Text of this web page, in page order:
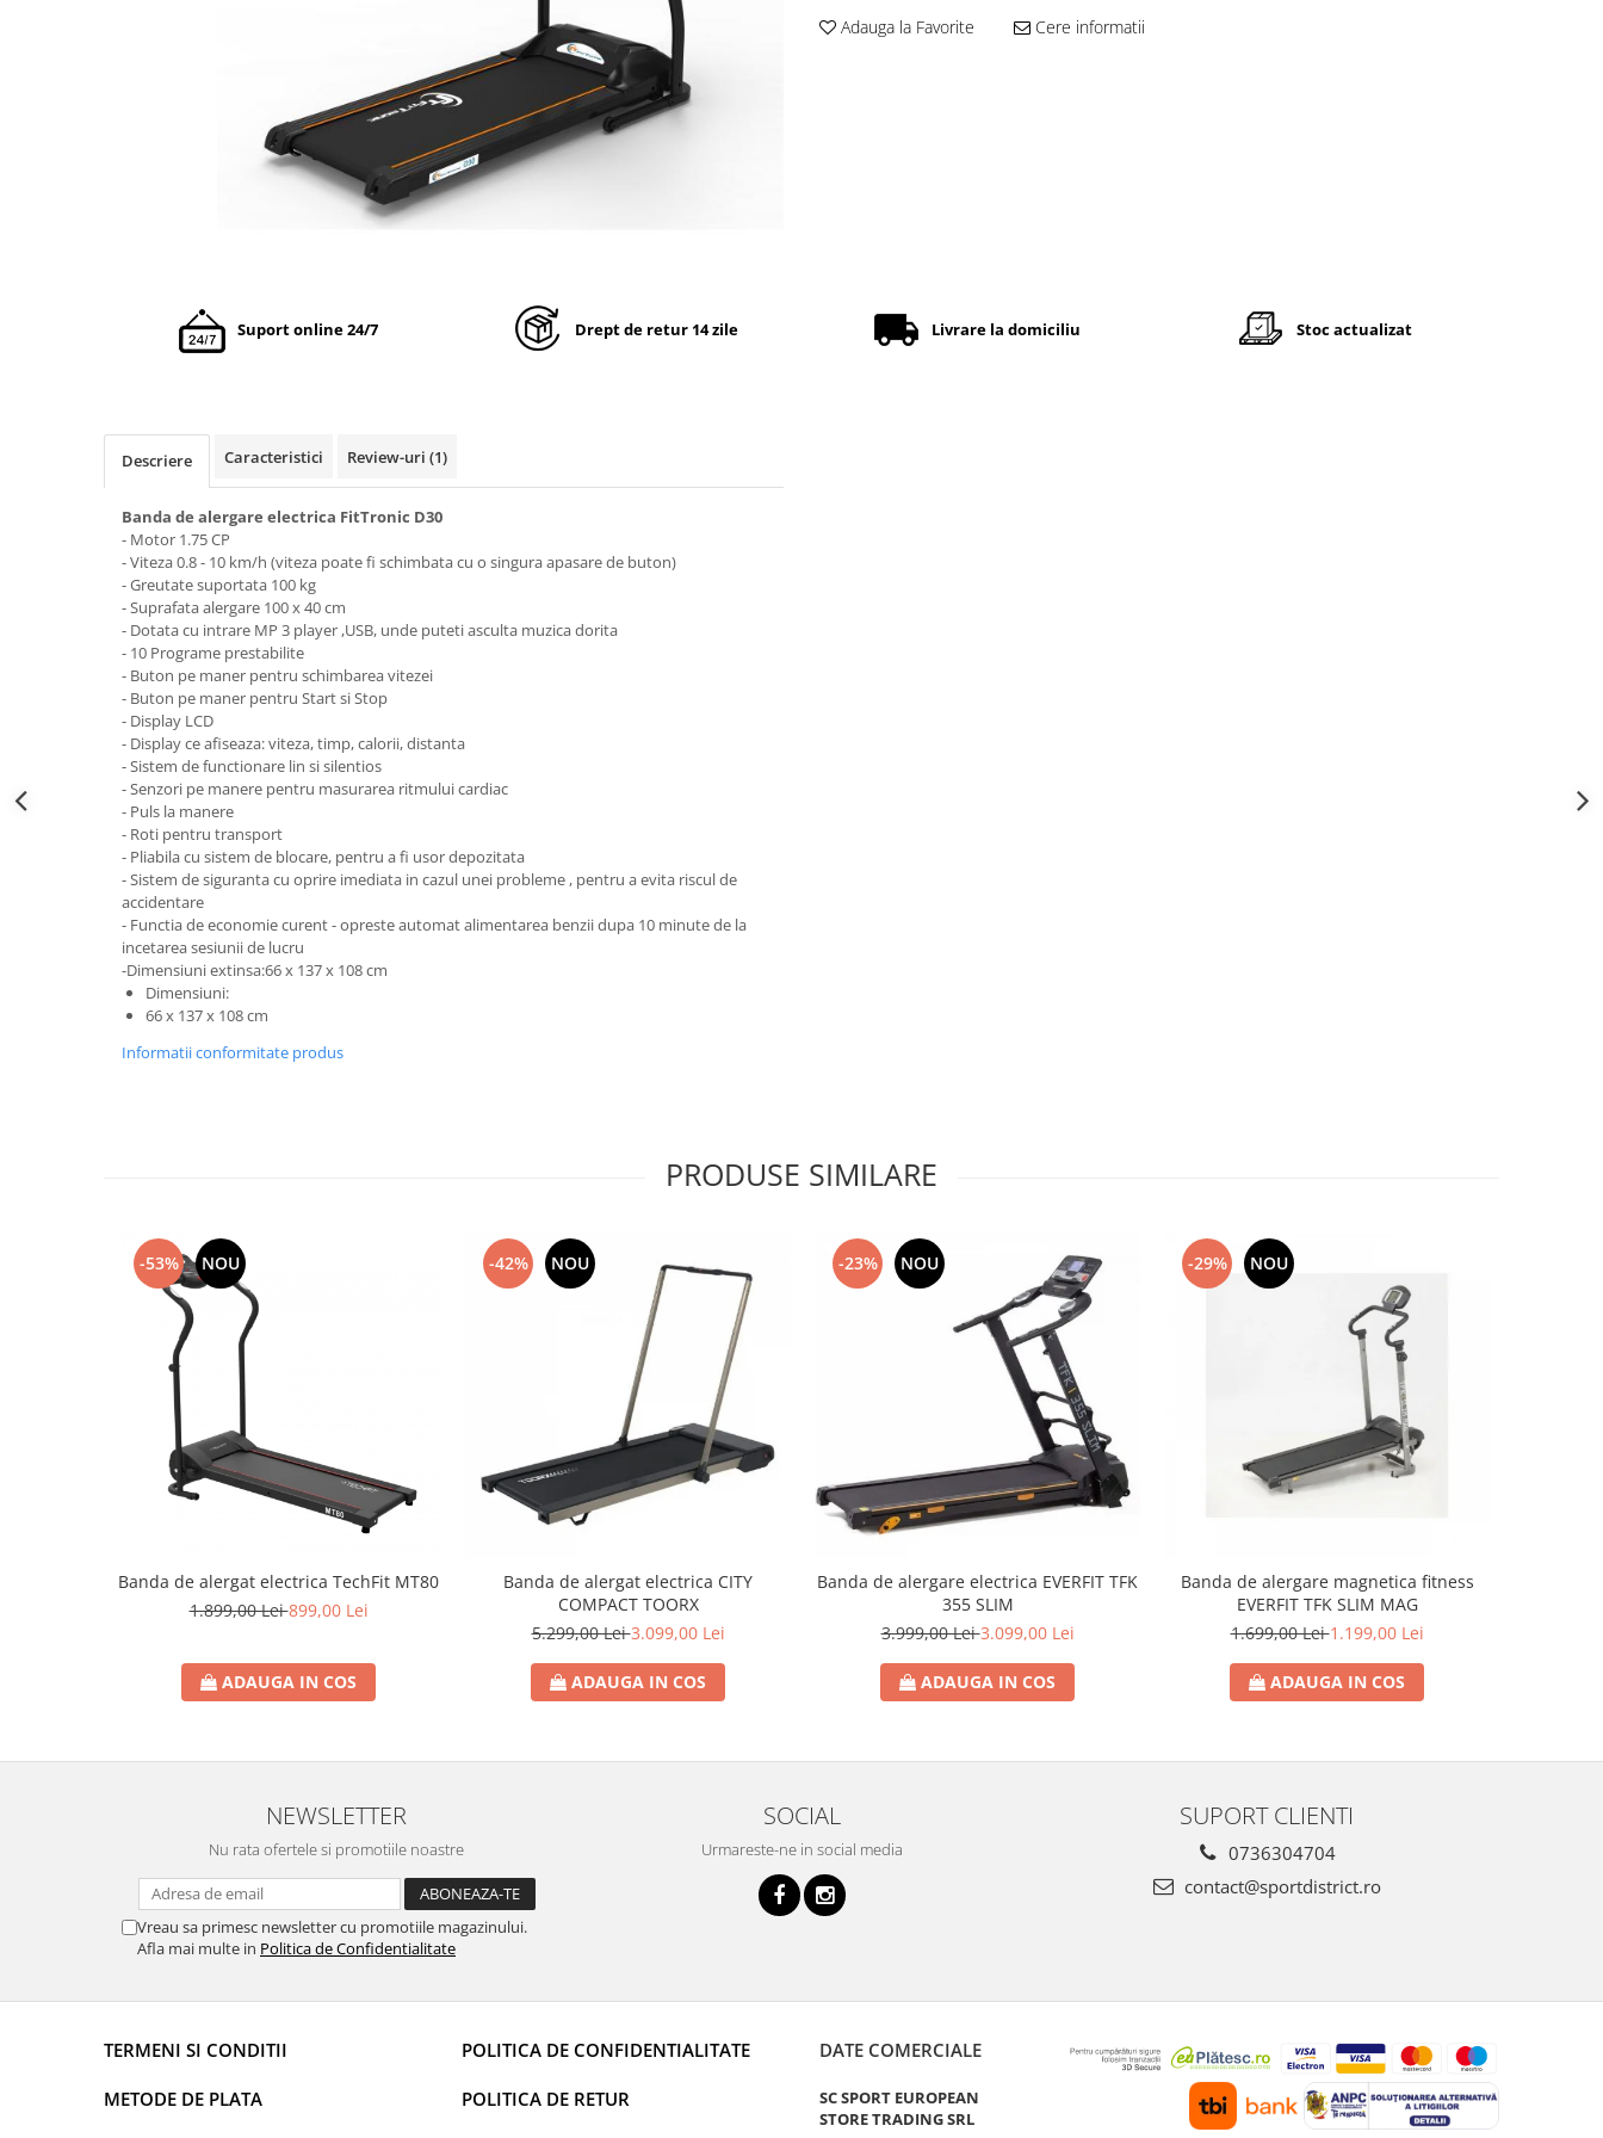
Adauga la Favorite Cere informatii
Suport online 24/7 Drept de retur 14 zile Livrare la domiciliu Stoc actualizat
Descriere Caracteristici Review-uri (1)
Banda de alergare electrica FitTronic D30
- Motor 1.75 CP
- Viteza 0.8 - 10 km/h (viteza poate fi schimbata cu o singura apasare de buton)
- Greutate suportata 100 kg
- Suprafata alergare 100 x 40 cm
- Dotata cu intrare MP 3 player ,USB, unde puteti asculta muzica dorita
- 10 Programe prestabilite
- Buton pe maner pentru schimbarea vitezei
- Buton pe maner pentru Start si Stop
- Display LCD
- Display ce afiseaza: viteza, timp, calorii, distanta
- Sistem de functionare lin si silentios
- Senzori pe manere pentru masurarea ritmului cardiac
- Puls la manere
- Roti pentru transport
- Pliabila cu sistem de blocare, pentru a fi usor depozitata
- Sistem de siguranta cu oprire imediata in cazul unei probleme , pentru a evita riscul de
accidentare
- Functia de economie curent - opreste automat alimentarea benzii dupa 10 minute de la
incetarea sesiunii de lucru
-Dimensiuni extinsa:66 x 137 x 108 cm
Dimensiuni:
66 x 137 x 108 cm
Informatii conformitate produs
PRODUSE SIMILARE
-53% NOU
Banda de alergat electrica TechFit MT80
1.899,00 Lei899,00 Lei
ADAUGA IN COS
-42% NOU
Banda de alergat electrica CITY
COMPACT TOORX
5.299,00 Lei3.099,00 Lei
ADAUGA IN COS
-23% NOU
Banda de alergare electrica EVERFIT TFK
355 SLIM
3.999,00 Lei3.099,00 Lei
ADAUGA IN COS
-29% NOU
Banda de alergare magnetica fitness
EVERFIT TFK SLIM MAG
1.699,00 Lei1.199,00 Lei
ADAUGA IN COS
NEWSLETTER
Nu rata ofertele si promotiile noastre
Vreau sa primesc newsletter cu promotiile magazinului.
Afla mai multe in Politica de Confidentialitate
SOCIAL
Urmareste-ne in social media
SUPORT CLIENTI
0736304704
contact@sportdistrict.ro
TERMENI SI CONDITII
METODE DE PLATA
POLITICA DE CONFIDENTIALITATE
POLITICA DE RETUR
DATE COMERCIALE
SC SPORT EUROPEAN
STORE TRADING SRL